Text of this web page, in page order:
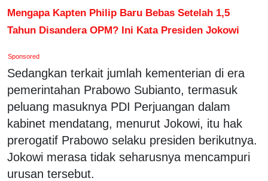
Mengapa Kapten Philip Baru Bebas Setelah 1,5
Tahun Disandera OPM? Ini Kata Presiden Jokowi
Sponsored
Sedangkan terkait jumlah kementerian di era
pemerintahan Prabowo Subianto, termasuk
peluang masuknya PDI Perjuangan dalam
kabinet mendatang, menurut Jokowi, itu hak
prerogatif Prabowo selaku presiden berikutnya.
Jokowi merasa tidak seharusnya mencampuri
urusan tersebut.